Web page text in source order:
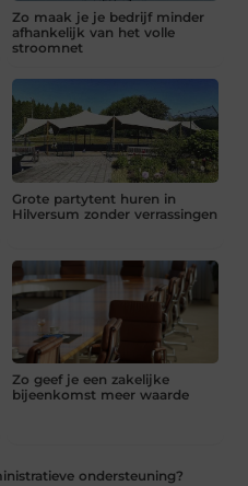
Zo maak je je bedrijf minder
afhankelijk van het volle
stroomnet
Grote partytent huren in
Hilversum zonder verrassingen
Zo geef je een zakelijke
bijeenkomst meer waarde
ondersteuning?